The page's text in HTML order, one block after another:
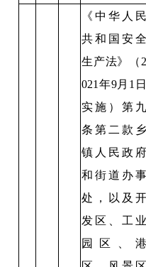
《中华人民
共和国安全
生产法》（2
021年9月1日
实施）第九
条第二款乡
镇人民政府
和街道办事
处，以及开
发区、工业
园区、港